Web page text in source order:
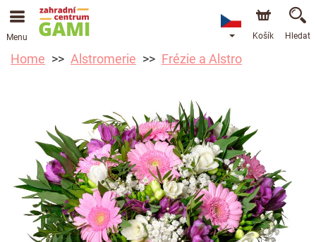
Menu Košík Hledat
Home Alstromerie Frézie a Alstro